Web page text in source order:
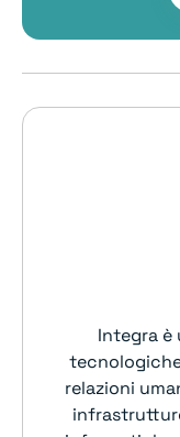
Integra è
relazioni